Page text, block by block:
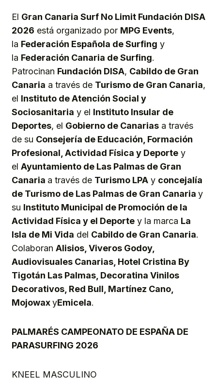
El Gran Canaria Surf No Limit Fundación DISA
2026 está organizado por MPG Events,
la Federación Española de Surfing y
la Federación Canaria de Surfing.
Patrocinan Fundación DISA, Cabildo de Gran
Canaria a través de Turismo de Gran Canaria,
el Instituto de Atención Social y
Sociosanitaria y el Instituto Insular de
Deportes, el Gobierno de Canarias a través
de su Consejería de Educación, Formación
Profesional, Actividad Física y Deporte y
el Ayuntamiento de Las Palmas de Gran
Canaria a través de Turismo LPA y concejalía
de Turismo de Las Palmas de Gran Canaria y
su Instituto Municipal de Promoción de la
Actividad Física y el Deporte y la marca La
Isla de Mi Vida del Cabildo de Gran Canaria.
Colaboran Alisios, Viveros Godoy,
Audiovisuales Canarias, Hotel Cristina By
Tigotán Las Palmas, Decoratina Vinilos
Decorativos, Red Bull, Martínez Cano,
MojowaxyEmicela.
PALMARÉS CAMPEONATO DE ESPAÑA DE
PARASURFING 2026
KNEEL MASCULINO